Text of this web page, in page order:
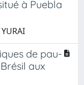
à Puebla
de pau-
aux